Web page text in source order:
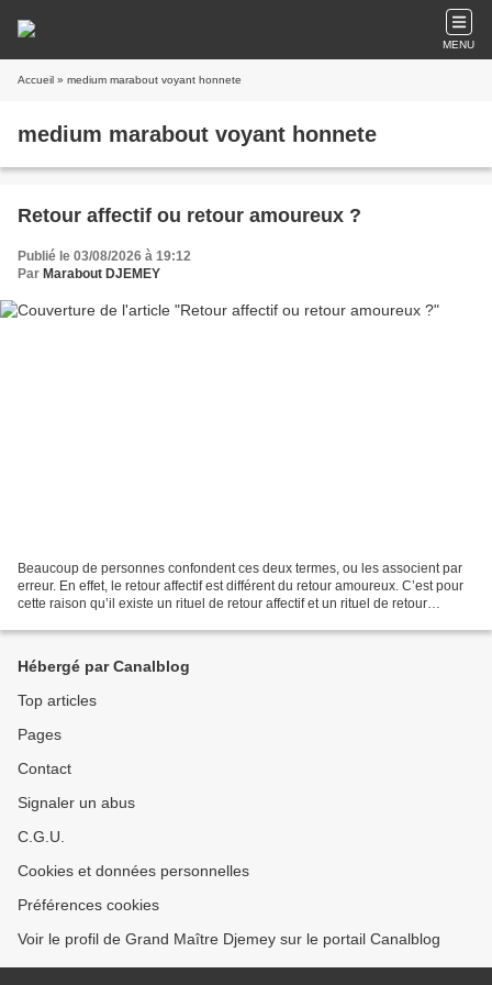
MENU
Accueil » medium marabout voyant honnete
medium marabout voyant honnete
Retour affectif ou retour amoureux ?
Publié le 03/08/2026 à 19:12
Par Marabout DJEMEY
Beaucoup de personnes confondent ces deux termes, ou les associent par
erreur. En effet, le retour affectif est différent du retour amoureux. C’est pour
cette raison qu’il existe un rituel de retour affectif et un rituel de retour
Hébergé par Canalblog
Top articles
Pages
Contact
Signaler un abus
C.G.U.
Cookies et données personnelles
Préférences cookies
Voir le profil de Grand Maître Djemey sur le portail Canalblog